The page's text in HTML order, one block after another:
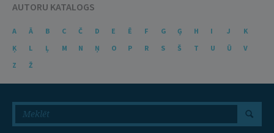
AUTORU KATALOGS
A Ā B C Č D E Ē F G Ģ H I J
K
Ķ
L Ļ M N Ņ O P R S Š T U Ū
V
Z
Ž